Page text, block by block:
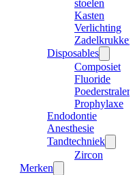
stoelen
Kasten
Verlichting
Zadelkrukken
Disposables
Composiet
Fluoride
Poederstraler
Prophylaxe
Endodontie
Anesthesie
Tandtechniek
Zircon
Merken